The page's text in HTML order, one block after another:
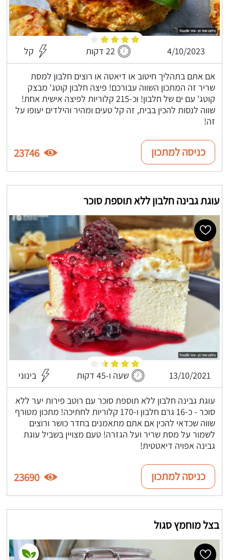
4/10/2023 22 דקות קל
אם אתם בתהליך חיטוב או דיאטה או רוצים חלבון למסת
שריר זה המתכון השווה עבורכם! פיצה חלבון קוטג' מבצק
קוטג' עם ים של חלבון! וכ-215 קלוריות לפיצה אישית אחת!
שווה לנסות להכין בבית, זה קל טעים ומהיר והילדים יעופו על
זה!
כניסה למתכון 23746
עוגת גבינה חלבון ללא תוספת סוכר
13/10/2021 שעה ו-45 דקות בינוני
עוגת גבינה חלבון ללא תוספת סוכר עם רוטב פירות יער ללא
סוכר - כ-16 גרם חלבון ו-170 קלוריות לחתיכה! מתכון מטורף
שווה שכדאי להכין אם אתם מתאמנים בחדר כושר ורוצים
לשמור על מסת שריר ועל הגזרה! טעם מצויין בשביל עוגת
גבינה אפויה דיאטטית!
כניסה למתכון 23690
בצל מוחמץ סגול